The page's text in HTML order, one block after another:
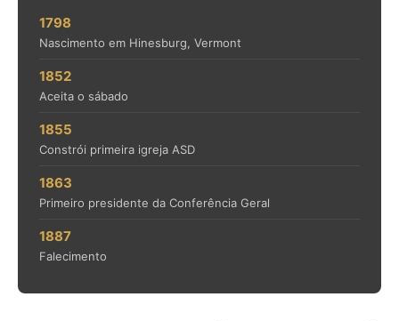
1798
Nascimento em Hinesburg, Vermont
1852
Aceita o sábado
1855
Constrói primeira igreja ASD
1863
Primeiro presidente da Conferência Geral
1887
Falecimento